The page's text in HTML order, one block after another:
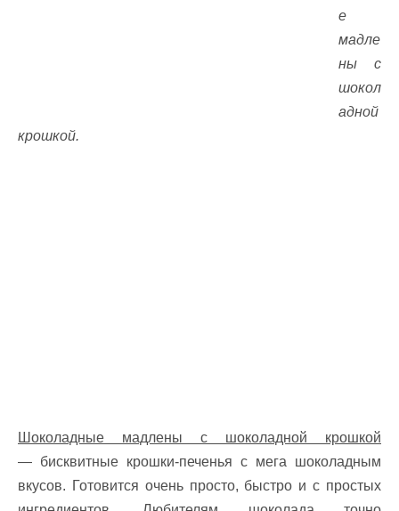
е
мадле
ны с
шокол
адной
крошкой.
Шоколадные мадлены с шоколадной крошкой
— бисквитные крошки-печенья с мега шоколадным
вкусов. Готовится очень просто, быстро и с простых